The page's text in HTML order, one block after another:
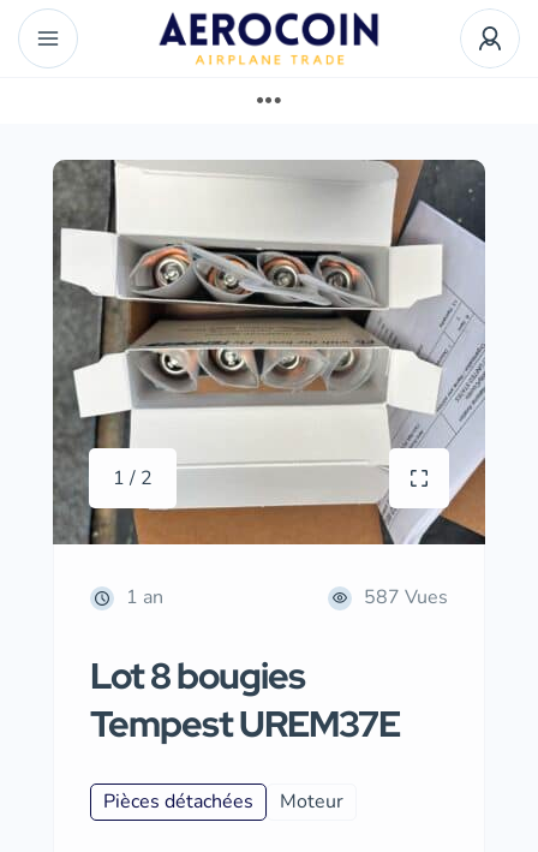
1 / 2
1 an 587 Vues
Lot 8 bougies
Tempest UREM37E
Pièces détachées Moteur